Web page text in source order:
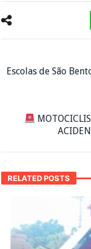
Escolas de São
RELATED POSTS